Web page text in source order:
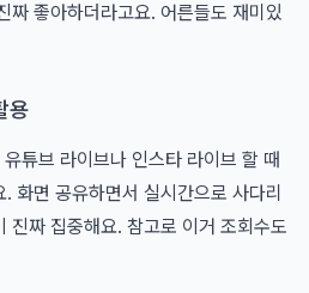
짜 좋아하더라고요. 어른들도 재미있
용
튜브 라이브나 인스타 라이브 할 때
화면 공유하면서 실시간으로 사다리
진짜 집중해요. 참고로 이거 조회수도